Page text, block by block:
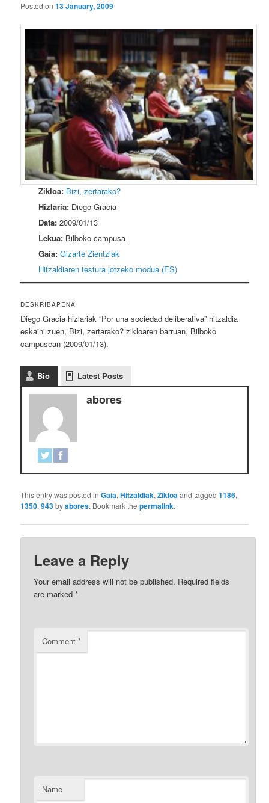
Posted on13 January, 2009
Zikloa: Bizi, zertarako?
Hizlaria: Diego Gracia
Data: 2009/01/13
Lekua: Bilboko campusa
Gaia: Gizarte Zientziak
Hitzaldiaren testura jotzeko modua (ES)
DESKRIBAPENA
Diego Gracia hizlariak “Por una sociedad deliberativa” hitzaldia
eskaini zuen, Bizi, zertarako? zikloaren barruan, Bilboko
campusean (2009/01/13).
Bio Latest Posts
abores
This entry was posted inGaia,Hitzaldiak,Zikloaand tagged1186,
1350,943byabores. Bookmark thepermalink.
Leave a Reply
Your email address will not be published. Required fields
are marked*
Comment*
Name